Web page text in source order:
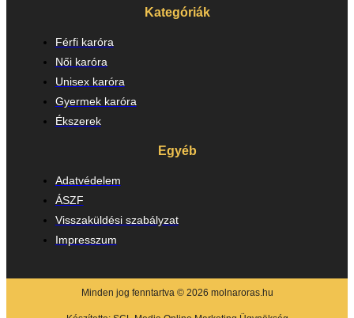
Kategóriák
Férfi karóra
Női karóra
Unisex karóra
Gyermek karóra
Ékszerek
Egyéb
Adatvédelem
ÁSZF
Visszaküldési szabályzat
Impresszum
Minden jog fenntartva © 2026 molnaroras.hu